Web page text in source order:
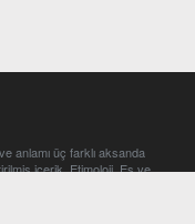
anlamı üç farklı aksanda
içerik. Etimoloji, Eş ve